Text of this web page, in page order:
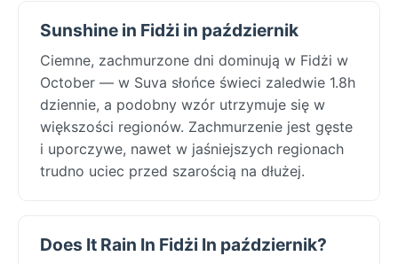
Sunshine in Fidżi in październik
Ciemne, zachmurzone dni dominują w Fidżi w
October — w Suva słońce świeci zaledwie 1.8h
dziennie, a podobny wzór utrzymuje się w
większości regionów. Zachmurzenie jest gęste
i uporczywe, nawet w jaśniejszych regionach
trudno uciec przed szarością na dłużej.
Does It Rain In Fidżi In październik?